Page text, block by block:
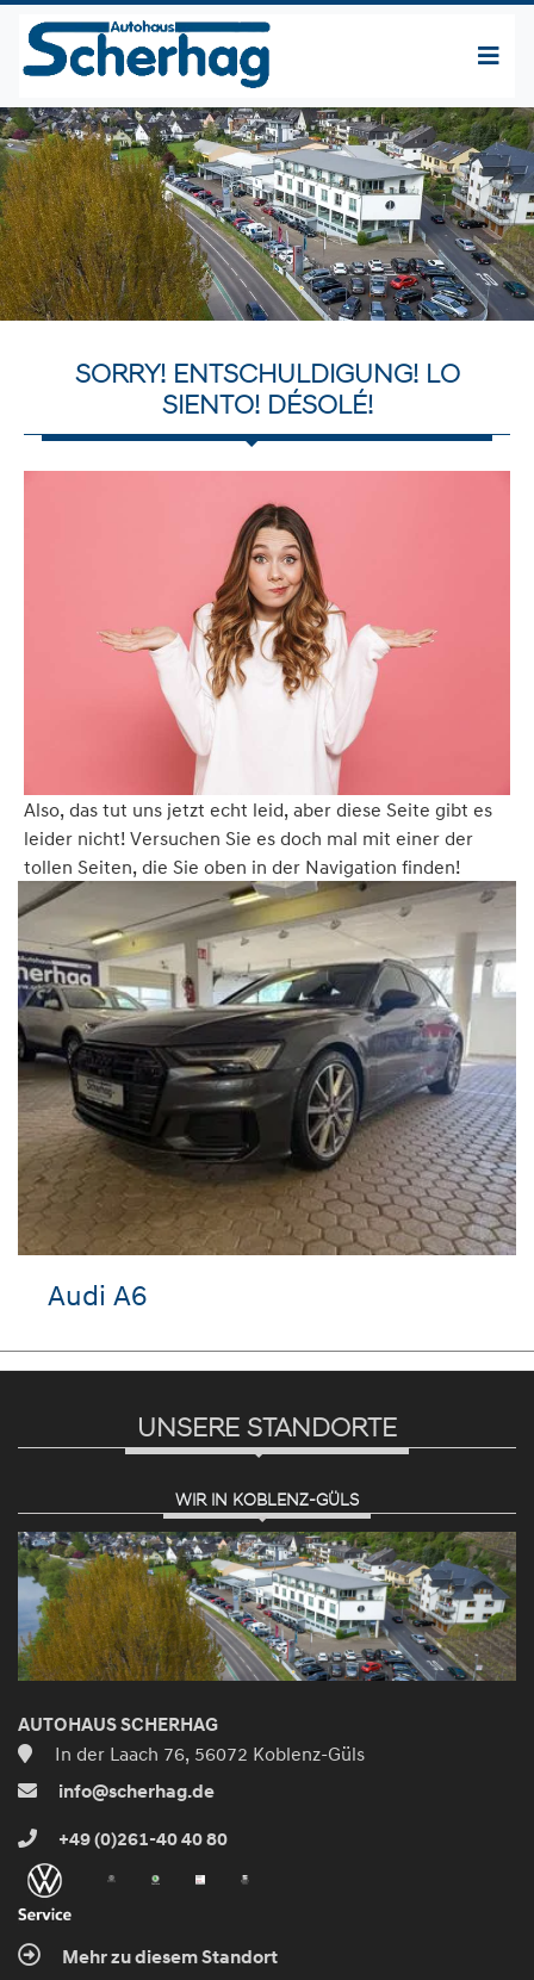
SORRY! ENTSCHULDIGUNG! LO
SIENTO! DÉSOLÉ!
Also, das tut uns jetzt echt leid, aber diese Seite gibt es
leider nicht! Versuchen Sie es doch mal mit einer der
tollen Seiten, die Sie oben in der Navigation finden!
Audi A6
UNSERE STANDORTE
WIR IN KOBLENZ-GÜLS
AUTOHAUS SCHERHAG
In der Laach 76, 56072 Koblenz-Güls
info@scherhag.de
+49 (0)261-40 40 80
Mehr zu diesem Standort